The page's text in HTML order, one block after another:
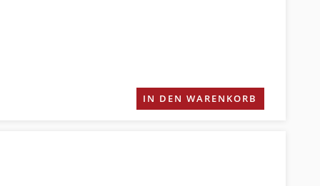
IN DEN WARENKORB